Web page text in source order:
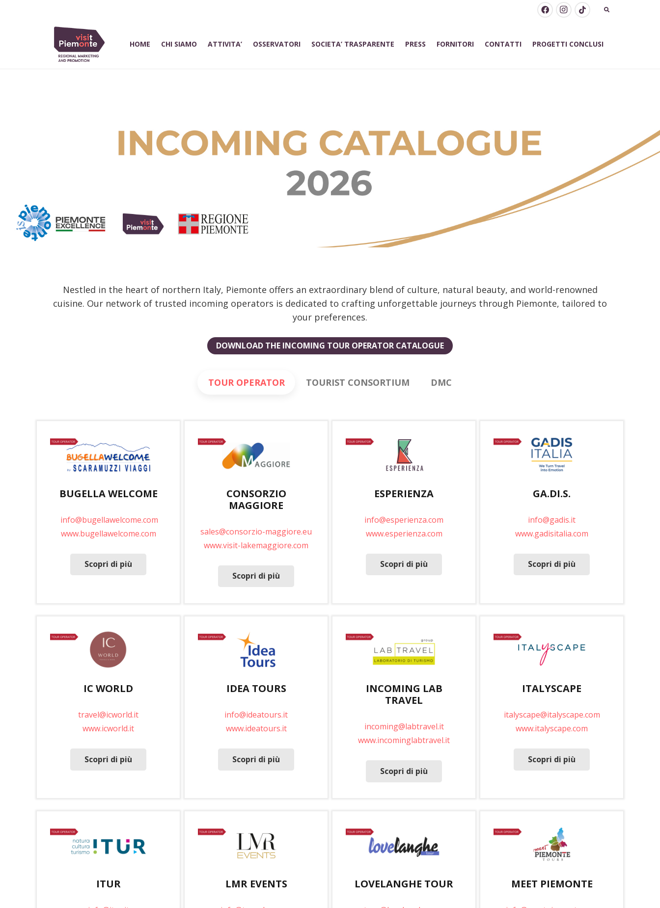
HOME CHI SIAMO ATTIVITA’ OSSERVATORI SOCIETA’ TRASPARENTE PRESS FORNITORI CONTATTI PROGETTI CONCLUSI
Nestled in the heart of northern Italy, Piemonte offers an extraordinary blend of culture, natural beauty, and world-renowned
cuisine. Our network of trusted incoming operators is dedicated to crafting unforgettable journeys through Piemonte, tailored to
your preferences.
DOWNLOAD THE INCOMING TOUR OPERATOR CATALOGUE
TOUR OPERATOR TOURIST CONSORTIUM DMC
BUGELLA WELCOME
info@bugellawelcome.com
www.bugellawelcome.com
Scopri di più
CONSORZIO
MAGGIORE
sales@consorzio-maggiore.eu
www.visit-lakemaggiore.com
Scopri di più
ESPERIENZA
info@esperienza.com
www.esperienza.com
Scopri di più
GA.DI.S.
info@gadis.it
www.gadisitalia.com
Scopri di più
IC WORLD
travel@icworld.it
www.icworld.it
Scopri di più
IDEA TOURS
info@ideatours.it
www.ideatours.it
Scopri di più
INCOMING LAB
TRAVEL
incoming@labtravel.it
www.incominglabtravel.it
Scopri di più
ITALYSCAPE
italyscape@italyscape.com
www.italyscape.com
Scopri di più
ITUR LMR EVENTS LOVELANGHE TOUR MEET PIEMONTE